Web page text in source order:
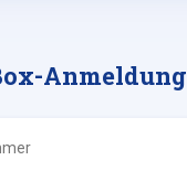
Anmeldung